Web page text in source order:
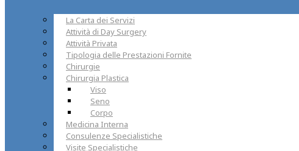
La Carta dei Servizi
Attività di Day Surgery
Attività Privata
Tipologia delle Prestazioni Fornite
Chirurgie
Chirurgia Plastica
Viso
Seno
Corpo
Medicina Interna
Consulenze Specialistiche
Visite Specialistiche